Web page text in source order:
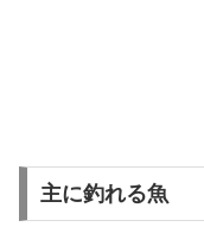
主に釣れる魚